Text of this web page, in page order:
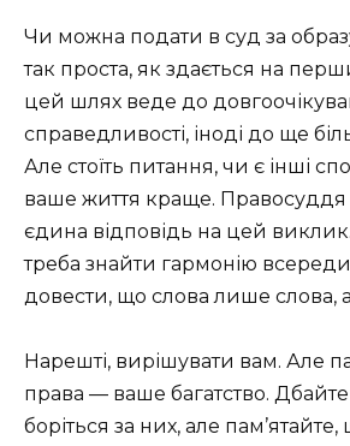
Чи можна подати в суд за
так проста, як здається на
цей шлях веде до
справедливості, іноді до ще
Але стоїть питання, чи є інші
ваше життя краще.
єдина відповідь на цей
треба знайти гармонію
довести, що слова лише слова,
Нарешті, вирішувати вам. Але
права — ваше багатство.
боріться за них, але пам’ятайте,